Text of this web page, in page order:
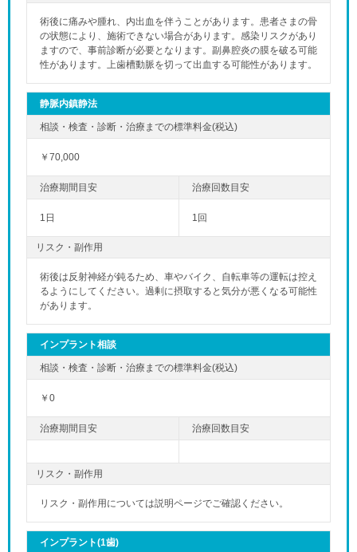
術後に痛みや腫れ、内出血を伴うことがあります。患者さまの骨
の状態により、施術できない場合があります。感染リスクがあり
ますので、事前診断が必要となります。副鼻腔炎の膜を破る可能
性があります。上歯槽動脈を切って出血する可能性があります。
静脈内鎮静法
￥70,000
1日 1回
リスク・副作用
術後は反射神経が鈍るため、車やバイク、自転車等の運転は控え
るようにしてください。過剰に摂取すると気分が悪くなる可能性
があります。
インプラント相談
￥0
リスク・副作用
リスク・副作用については説明ページでご確認ください。
インプラント(1歯)